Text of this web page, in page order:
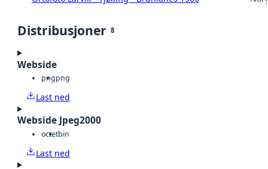
Distribusjoner 8
Webside
pngpng
Last ned
Webside Jpeg2000
octetbin
Last ned